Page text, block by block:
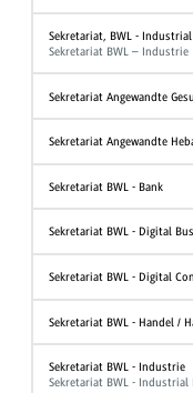
Sekretariat, BWL -
Sekretariat BWL – Industrie
Sekretariat Angewandte
Sekretariat Angewandte
Sekretariat BWL - Bank
Sekretariat BWL - Digital
Sekretariat BWL - Digital
Sekretariat BWL - Handel /
Sekretariat BWL - Industrie
Sekretariat BWL - Industrial